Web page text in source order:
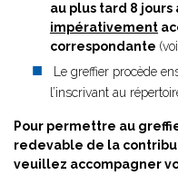
au plus tard 8
impérativement
correspondante
Le greffier procède
l’inscrivant au
Pour permettre au
redevable de la
veuillez accompagner